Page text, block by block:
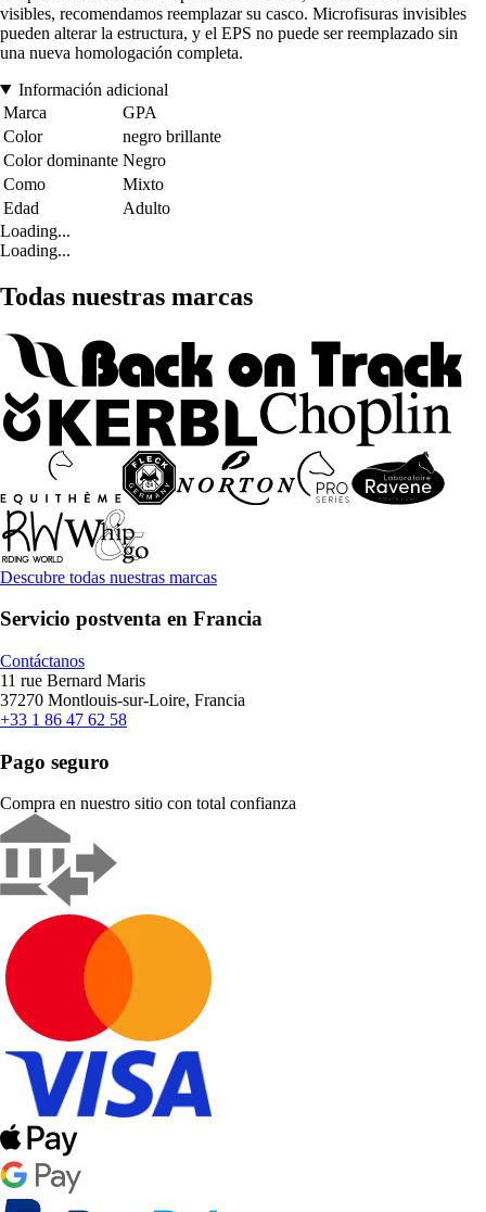
visibles, recomendamos reemplazar su casco. Microfisuras invisibles
pueden alterar la estructura, y el EPS no puede ser reemplazado sin
una nueva homologación completa.
Información adicional
Marca
GPA
Color
negro brillante
Color dominante Negro
Como
Mixto
Edad
Adulto
Loading...
Loading...
Todas nuestras marcas
Descubre todas nuestras marcas
Servicio postventa en Francia
Contáctanos
11 rue Bernard Maris
37270 Montlouis-sur-Loire, Francia
+33 1 86 47 62 58
Pago seguro
Compra en nuestro sitio con total confianza